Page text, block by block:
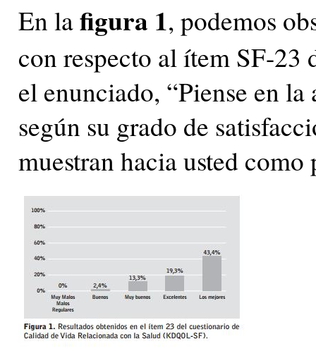
En lafigura 1, podemos
con respecto al ítem SF-
el enunciado, “Piense en
según su grado de
muestran hacia usted como